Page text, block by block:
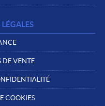
VENTE
COOKIES